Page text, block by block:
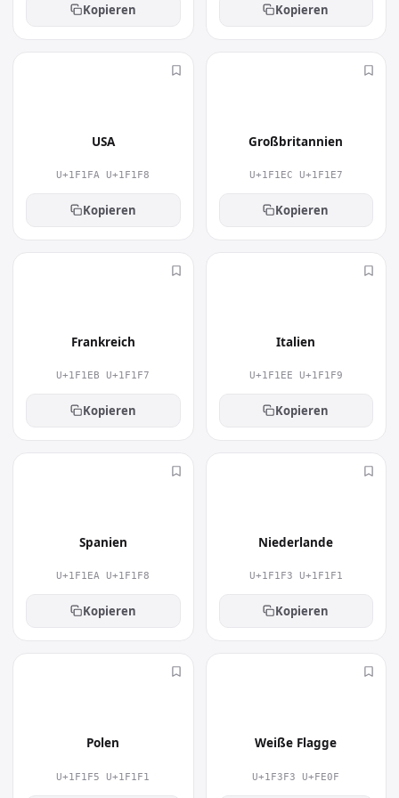
Kopieren Kopieren
USA
U+1F1FA U+1F1F8
Kopieren
Großbritannien
U+1F1EC U+1F1E7
Kopieren
Frankreich
U+1F1EB U+1F1F7
Kopieren
Italien
U+1F1EE U+1F1F9
Kopieren
Spanien
U+1F1EA U+1F1F8
Kopieren
Niederlande
U+1F1F3 U+1F1F1
Kopieren
Polen
U+1F1F5 U+1F1F1
Weiße Flagge
U+1F3F3 U+FE0F